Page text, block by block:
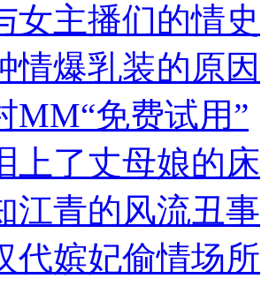
女主播们的情史
情爆乳装的原因
MM“免费试用”
上了丈母娘的床
江青的风流丑事
代嫔妃偷情场所